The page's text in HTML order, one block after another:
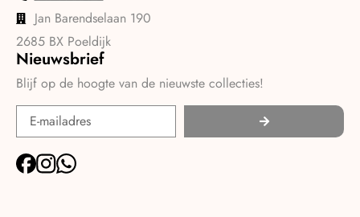
Jan Barendselaan 190
2685 BX Poeldijk
Nieuwsbrief
Blijf op de hoogte van de nieuwste collecties!